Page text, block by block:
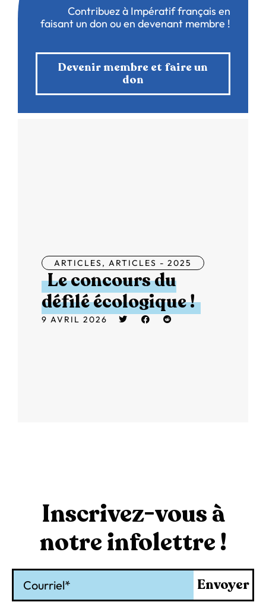
Contribuez à Impératif français en
faisant un don ou en devenant membre !
Devenir membre et faire un
don
ARTICLES, ARTICLES - 2025
Le concours du
défilé écologique !
9 AVRIL 2026
Inscrivez-vous à
notre infolettre !
Envoyer